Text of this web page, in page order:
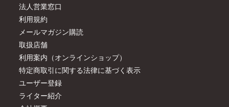
法人営業窓口
利用規約
メールマガジン購読
取扱店舗
利用案内（オンラインショップ）
特定商取引に関する法律に基づく表示
ユーザー登録
ライター紹介